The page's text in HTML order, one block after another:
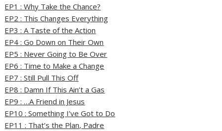
EP1 : Why Take the Chance?
EP2 : This Changes Everything
EP3 : A Taste of the Action
EP4 : Go Down on Their Own
EP5 : Never Going to Be Over
EP6 : Time to Make a Change
EP7 : Still Pull This Off
EP8 : Damn If This Ain’t a Gas
EP9 : …A Friend in Jesus
EP10 : Something I’ve Got to Do
EP11 : That’s the Plan, Padre